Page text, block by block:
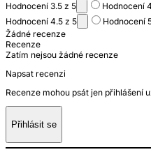
Hodnocení 3.5 z 5
Hodnocení
Hodnocení 4.5 z 5
Hodnocení
Žádné recenze
Recenze
Zatím nejsou žádné recenze
Napsat recenzi
Recenze mohou psát jen přihlášení
Přihlásit se